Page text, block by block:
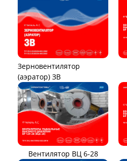
Зерновентилятор
(аэратор) ЗВ
Вентилятор ВЦ 6-28